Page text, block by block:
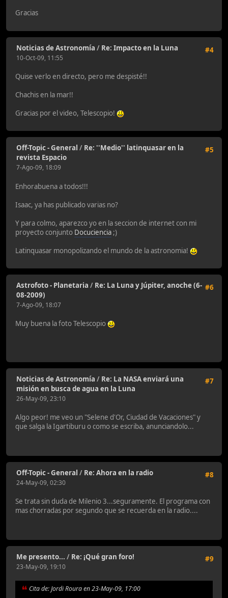
Gracias
#4
Noticias de Astronomía / Re: Impacto en la Luna
10-Oct-09, 11:55
Quise verlo en directo, pero me despisté!!
Chachis en la mar!!
Gracias por el video, Telescopio!
#5
Off-Topic - General / Re: ''Medio'' latinquasar en la
revista Espacio
7-Ago-09, 18:09
Enhorabuena a todos!!!
Isaac, ya has publicado varias no?
Y para colmo, aparezco yo en la seccion de internet con mi
proyecto conjunto Docuciencia ;)
Latinquasar monopolizando el mundo de la astronomia!
#6
Astrofoto - Planetaria / Re: La Luna y Júpiter, anoche (6-
08-2009)
7-Ago-09, 18:07
Muy buena la foto Telescopio
#7
Noticias de Astronomía / Re: La NASA enviará una
misión en busca de agua en la Luna
26-May-09, 23:10
Algo peor! me veo un "Selene d'Or, Ciudad de Vacaciones" y
que salga la Igartiburu o como se escriba, anunciandolo...
#8
Off-Topic - General / Re: Ahora en la radio
24-May-09, 02:30
Se trata sin duda de Milenio 3...seguramente. El programa con
mas chorradas por segundo que se recuerda en la radio....
#9
Me presento... / Re: ¡Qué gran foro!
23-May-09, 19:10
Cita de: Jordi Roura en 23-May-09, 17:00